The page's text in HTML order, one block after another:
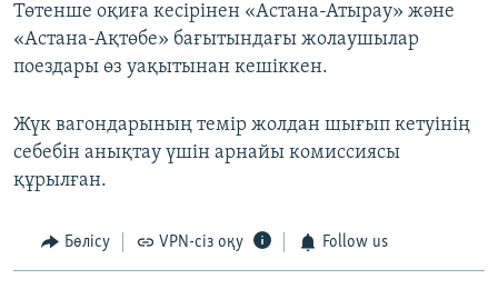
Төтенше оқиға кесірінен «Астана-Атырау» және
«Астана-Ақтөбе» бағытындағы жолаушылар
поездары өз уақытынан кешіккен.
Жүк вагондарының темір жолдан шығып кетуінің
себебін анықтау үшін арнайы комиссиясы
құрылған.
Бөлісу VPN-сіз оқу Follow us